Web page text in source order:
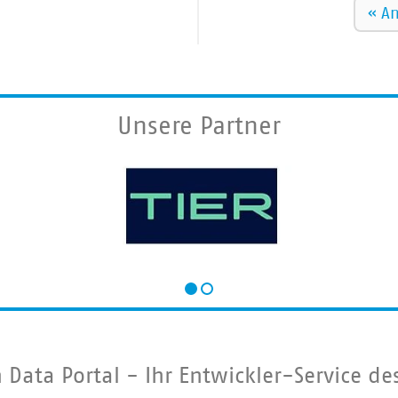
Seitennummerierung
«
Unsere Partner
Data Portal - Ihr Entwickler-Service des